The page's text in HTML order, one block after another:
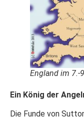
England im 7.-
Ein König der
Die Funde von